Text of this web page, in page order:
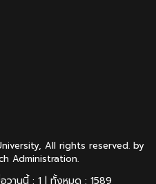
All rights reserved. by
Administration.
วานนี้ : 1 | ทั้งหมด : 1589